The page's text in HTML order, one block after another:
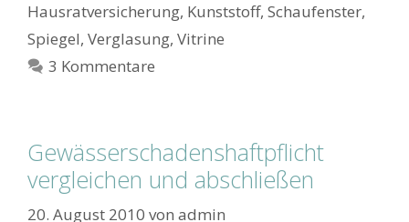
Hausratversicherung, Kunststoff, Schaufenster,
Spiegel, Verglasung, Vitrine
3 Kommentare
Gewässerschadenshaftpflicht
vergleichen und abschließen
20. August 2010 von admin